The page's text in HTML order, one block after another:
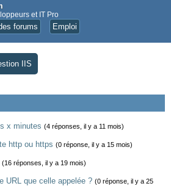
et IT Pro
forums Emploi
IIS
x minutes (4 réponses, il y a 11 mois)
http ou https (0 réponse, il y a 15 mois)
(16 réponses, il y a 19 mois)
URL que celle appelée ? (0 réponse, il y a 25